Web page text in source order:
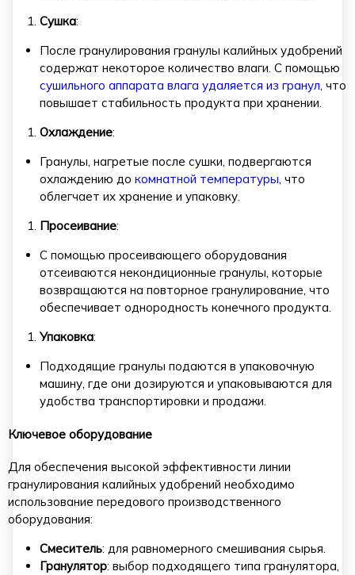
Сушка:
После гранулирования гранулы калийных удобрений
содержат некоторое количество влаги. С помощью
сушильного аппарата влага удаляется из гранул , что
повышает стабильность продукта при хранении.
Охлаждение:
Гранулы, нагретые после сушки, подвергаются
охлаждению до комнатной температуры , что
облегчает их хранение и упаковку.
Просеивание:
С помощью просеивающего оборудования
отсеиваются некондиционные гранулы, которые
возвращаются на повторное гранулирование, что
обеспечивает однородность конечного продукта.
Упаковка:
Подходящие гранулы подаются в упаковочную
машину, где они дозируются и упаковываются для
удобства транспортировки и продажи.
Ключевое оборудование
Для обеспечения высокой эффективности линии
гранулирования калийных удобрений необходимо
использование передового производственного
оборудования:
Смеситель: для равномерного смешивания сырья.
Гранулятор: выбор подходящего типа гранулятора,